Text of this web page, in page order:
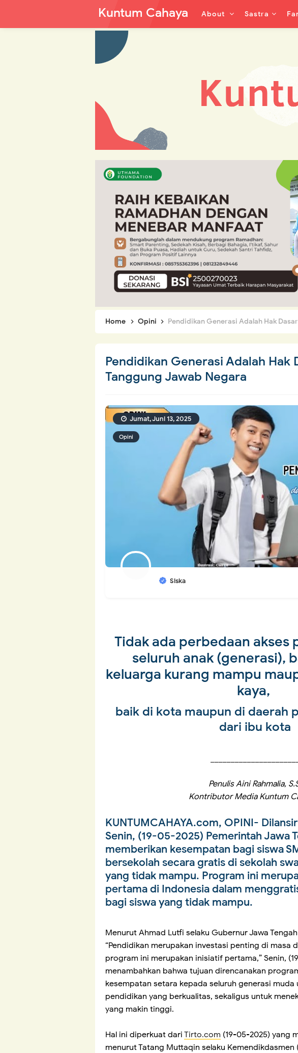
Kuntum Cahaya About Sastra
Home Opini Pendidikan Generasi Adalah Hak Dasar
Pendidikan Generasi Adalah Hak
Tanggung Jawab Negara
Opini
Siska
Jumat, Juni 13, 2025
Tidak ada perbedaan akses
seluruh anak (generasi),
keluarga kurang mampu
kaya,
baik di kota maupun di daerah
dari ibu kota
Penulis Aini Rahmalia,
Kontributor Media Kuntum
KUNTUMCAHAYA.com, OPINI-
Senin, (19-05-2025) Pemerintah Jawa
memberikan kesempatan bagi siswa
bersekolah secara gratis di sekolah
yang tidak mampu. Program ini
pertama di Indonesia dalam
bagi siswa yang tidak mampu.
Menurut Ahmad Lutfi selaku Gubernur Jawa
“Pendidikan merupakan investasi penting di masa
program ini merupakan inisiatif pertama,” Senin,
menambahkan bahwa tujuan direncanakan
kesempatan setara kepada seluruh generasi muda
pendidikan yang berkualitas, sekaligus untuk
yang makin tinggi.
Hal ini diperkuat dari Tirto.com (19-05-2025) yang
menurut Tatang Muttaqin selaku Kemendikdasmen